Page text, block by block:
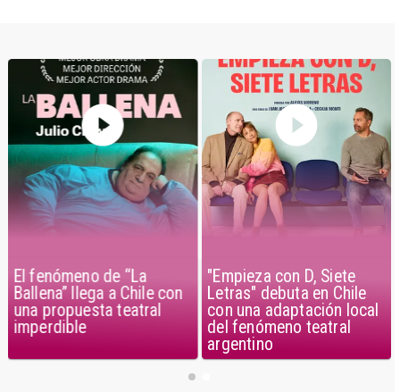
El fenómeno de “La
Ballena” llega a Chile con
una propuesta teatral
imperdible
"Empieza con D, Siete
Letras" debuta en Chile
con una adaptación local
del fenómeno teatral
argentino